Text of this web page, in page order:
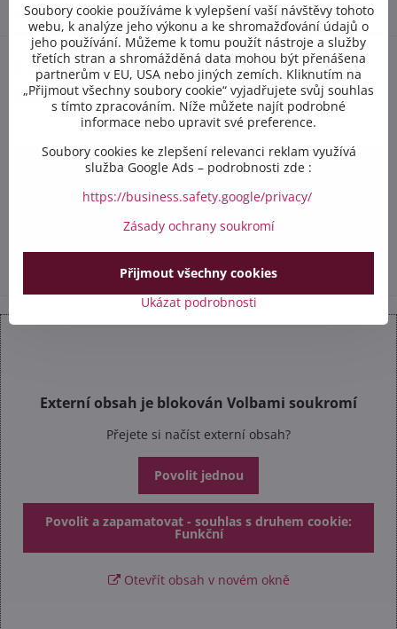
Diskuse 0
Potřebujete poradit s
objednávkou?
Kontaktujte nás PO-PÁ 8:00 - 16:00:
+420 412 528 367
+420 602 284 314
Externí obsah je blokován Volbami soukromí
Přejete si načíst externí obsah?
Povolit jednou
Povolit a zapamatovat - souhlas s druhem cookie:
Funkční
Otevřít obsah v novém okně
Soubory cookie používáme k vylepšení vaší návštěvy tohoto
webu, k analýze jeho výkonu a ke shromažďování údajů o
jeho používání. Můžeme k tomu použít nástroje a služby
třetích stran a shromážděná data mohou být přenášena
partnerům v EU, USA nebo jiných zemích. Kliknutím na
„Přijmout všechny soubory cookie“ vyjadřujete svůj souhlas
s tímto zpracováním. Níže můžete najít podrobné
informace nebo upravit své preference.
Soubory cookies ke zlepšení relevanci reklam využívá
služba Google Ads – podrobnosti zde :
https://business.safety.google/privacy/
Zásady ochrany soukromí
Ukázat podrobnosti
Přijmout všechny cookies